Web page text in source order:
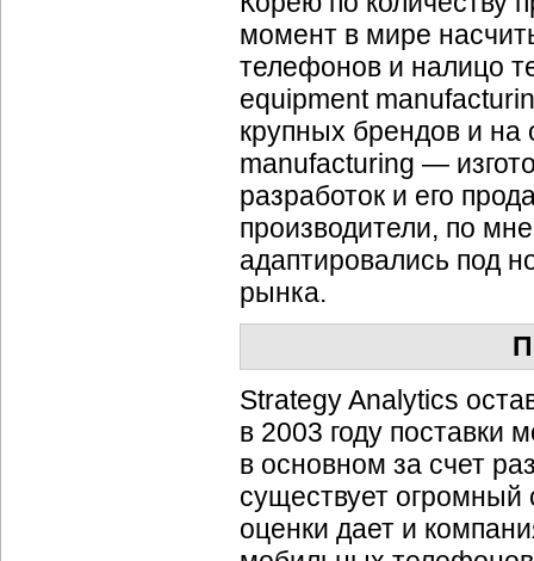
момент в мире
телефонов и налицо
equipment
крупных брендов и на
manufacturing —
разработок и его
производители, по
адаптировались под
рынка.
Strategy Analytics
в 2003 году поставки
в основном за счет
существует
оценки дает и